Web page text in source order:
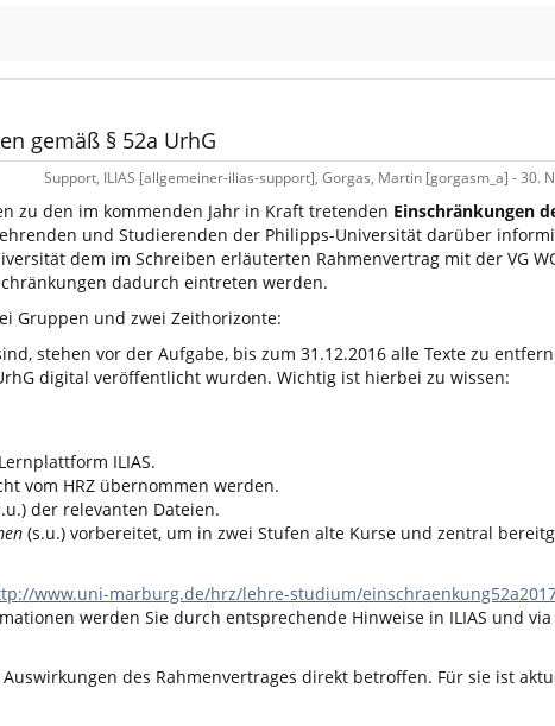
UrhG
gemäß § 52a UrhG
Support, ILIAS [allgemeiner-ilias-support], Gorgas, Martin [gorgasm_a] - 30.
zu den im kommenden Jahr in Kraft tretenden Einschränkungen
und Studierenden der Philipps-Universität darüber
dem im Schreiben erläuterten Rahmenvertrag mit der VG
dadurch eintreten werden.
Gruppen und zwei Zeithorizonte:
stehen vor der Aufgabe, bis zum 31.12.2016 alle Texte zu
digital veröffentlicht wurden. Wichtig ist hierbei zu wissen:
ILIAS.
vom HRZ übernommen werden.
der relevanten Dateien.
(s.u.) vorbereitet, um in zwei Stufen alte Kurse und zentral
www.uni-marburg.de/hrz/lehre-studium/
werden Sie durch entsprechende Hinweise in ILIAS und via
des Rahmenvertrages direkt betroffen. Für sie ist